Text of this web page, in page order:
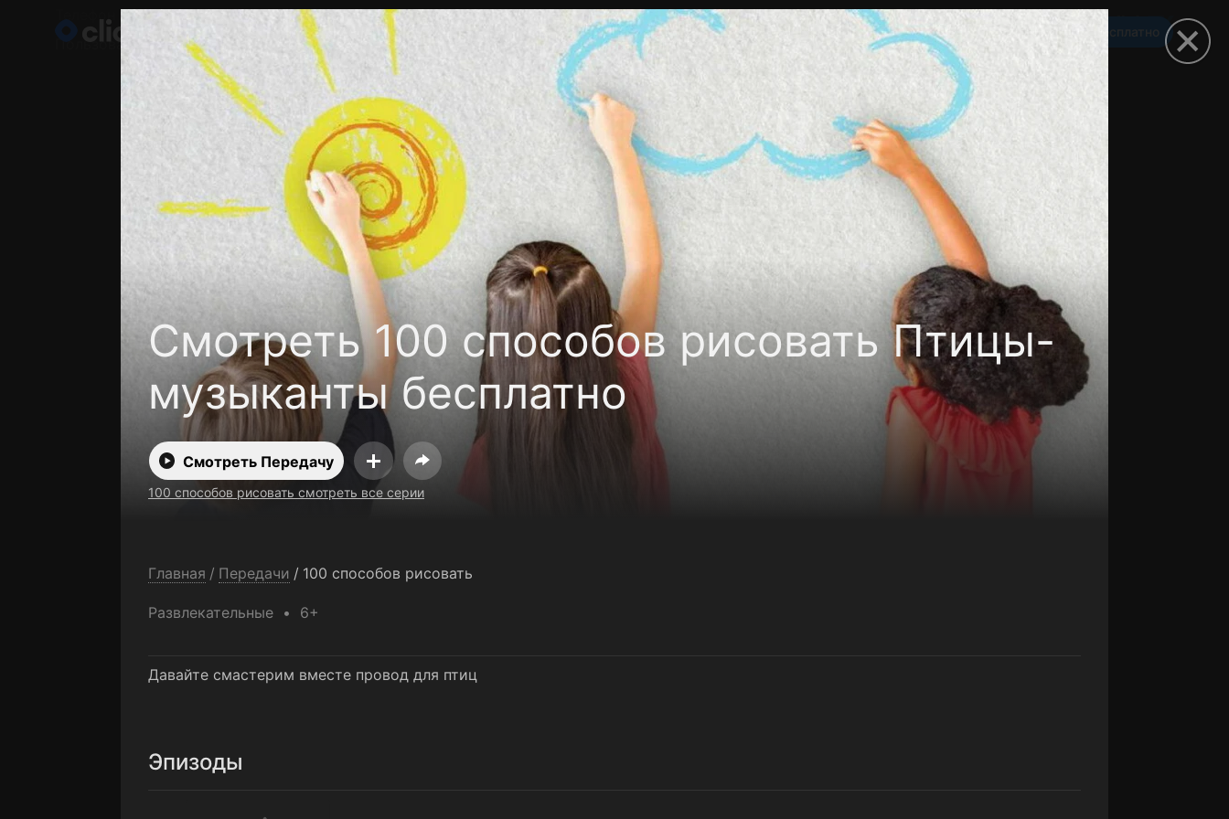
Смотреть 3650 дней бесплатно
Смотреть 100 cпособов рисовать Птицы-
музыканты бесплатно
Смотреть Передачу
100 cпособов рисовать смотреть все серии
Главная / Передачи / 100 cпособов рисовать
Развлекательные 6+
Давайте смастерим вместе провод для птиц
Эпизоды
Телефон поддержки:+998 55 516 2111
Пользовательское соглашение
Политика конфиденциальности Открыть приложение Ввести промокод